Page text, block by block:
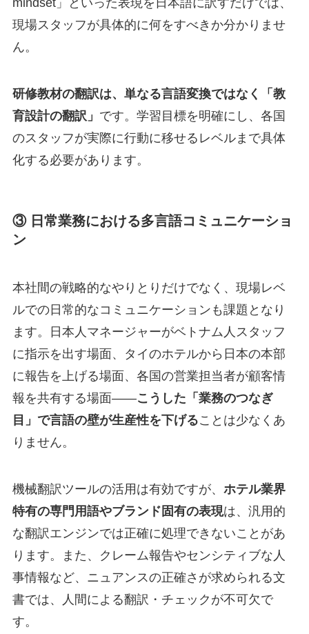
mindset」といった表現を日本語に訳すだけでは、
現場スタッフが具体的に何をすべきか分かりませ
ん。
研修教材の翻訳は、単なる言語変換ではなく「教
育設計の翻訳」 です。学習目標を明確にし、各国
のスタッフが実際に行動に移せるレベルまで具体
化する必要があります。
③ 日常業務における多言語コミュニケーショ
ン
本社間の戦略的なやりとりだけでなく、現場レベ
ルでの日常的なコミュニケーションも課題となり
ます。日本人マネージャーがベトナム人スタッフ
に指示を出す場面、タイのホテルから日本の本部
に報告を上げる場面、各国の営業担当者が顧客情
報を共有する場面——こうした「業務のつなぎ
目」で言語の壁が生産性を下げることは少なくあ
りません。
機械翻訳ツールの活用は有効ですが、 ホテル業界
特有の専門用語やブランド固有の表現は、汎用的
な翻訳エンジンでは正確に処理できないことがあ
ります。また、クレーム報告やセンシティブな人
事情報など、ニュアンスの正確さが求められる文
書では、人間による翻訳・チェックが不可欠で
す。